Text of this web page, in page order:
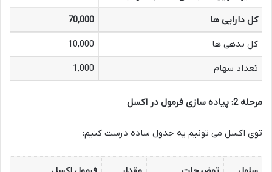
کل دارایی ها
70,000
کل بدهی ها
10,000
تعداد سهام
1,000
مرحله 2: پیاده سازی فرمول در اکسل
توی اکسل می تونیم یه جدول ساده درست کنیم: